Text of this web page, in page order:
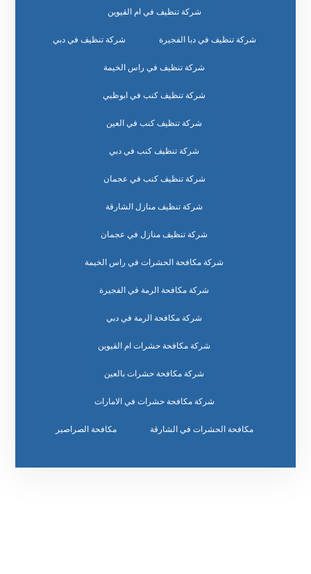
شركة تنظيف في ام القيوين
شركة تنظيف في دبا الفجيرة شركة تنظيف في دبي
شركة تنظيف في راس الخيمة
شركة تنظيف كنب في ابوظبي
شركة تنظيف كنب في العين
شركة تنظيف كنب في دبي
شركة تنظيف كنب في عجمان
شركة تنظيف منازل الشارقة
شركة تنظيف منازل في عجمان
شركة مكافحة الحشرات في راس الخيمة
شركة مكافحة الرمة في الفجيرة
شركة مكافحة الرمة في دبي
شركة مكافحة حشرات ام القيوين
شركة مكافحة حشرات بالعين
شركة مكافحة حشرات في الامارات
مكافحة الحشرات في الشارقة مكافحة الصراصير